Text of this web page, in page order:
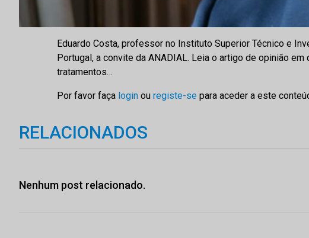
Eduardo Costa, professor no Instituto Superior Técnico e
Portugal, a convite da ANADIAL. Leia o artigo de opinião
tratamentos…
Por favor faça login ou registe-se para aceder a este
RELACIONADOS
Nenhum post relacionado.